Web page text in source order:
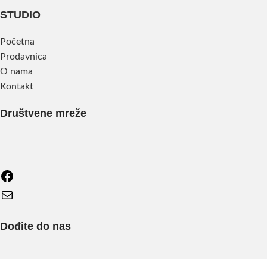
STUDIO
Početna
Prodavnica
O nama
Kontakt
Društvene mreže
Dođite do nas